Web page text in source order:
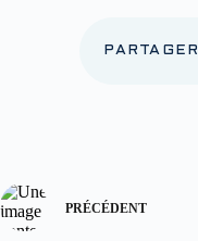
PARTAGER
PRÉCÉDENT